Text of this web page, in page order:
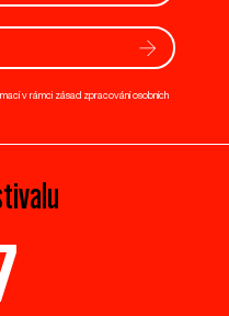
v rámci zásad zpracování osobních